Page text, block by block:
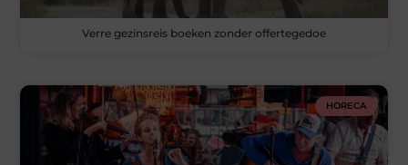
Verre gezinsreis boeken zonder offertegedoe
HORECA